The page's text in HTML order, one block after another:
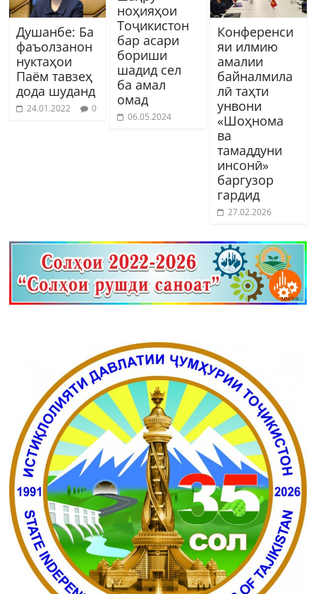
Душанбе: Ба
фаъолзанон
нуктаҳои
Паём тавзеҳ
дода шуданд
24.01.2022 0
ноҳияҳои
Тоҷикистон
бар асари
бориши
шадид сел
ба амал
омад
06.05.2024
Конференси
яи илмию
амалии
байналмила
лӣ таҳти
унвони
«Шоҳнома
ва
тамаддуни
инсонӣ»
баргузор
гардид
27.02.2026